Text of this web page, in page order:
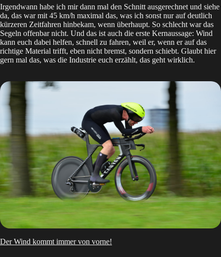
Irgendwann habe ich mir dann mal den Schnitt ausgerechnet und siehe
da, das war mit 45 km/h maximal das, was ich sonst nur auf deutlich
kürzeren Zeitfahren hinbekam, wenn überhaupt. So schlecht war das
Segeln offenbar nicht. Und das ist auch die erste Kernaussage: Wind
kann euch dabei helfen, schnell zu fahren, weil er, wenn er auf das
richtige Material trifft, eben nicht bremst, sondern schiebt. Glaubt hier
gern mal das, was die Industrie euch erzählt, das geht wirklich.
Der Wind kommt immer von vorne!